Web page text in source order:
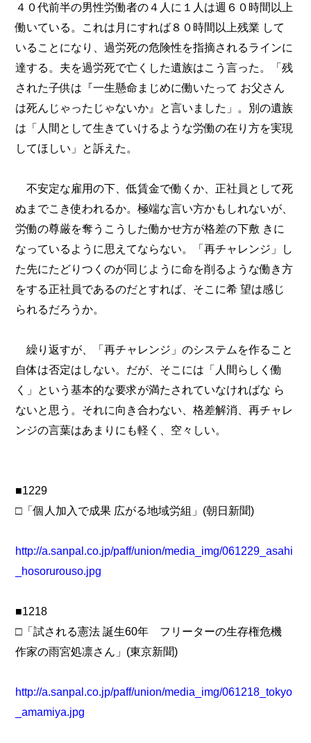
４０代前半の男性労働者の４人に１人は週６０時間以上
働いている。これは月にすれば８０時間以上残業 して
いることになり、過労死の危険性を指摘されるラインに
達する。夫を過労死で亡くした遺族はこう言った。「残
された子供は『一生懸命まじめに働いたって お父さん
は死んじゃったじゃないか』と言いました」。別の遺族
は「人間として生きていけるような労働の在り方を実現
してほしい」と訴えた。
不安定な雇用の下、低賃金で働くか、正社員として死
ぬまでこき使われるか。極端な言い方かもしれないが、
労働の尊厳を奪うこうした働かせ方が格差の下敷 きに
なっているように思えてならない。「再チャレンジ」し
た先にたどりつくのが同じように命を削るような働き方
をする正社員であるのだとすれば、そこに希 望は感じ
られるだろうか。
繰り返すが、「再チャレンジ」のシステムを作ること
自体は否定はしない。だが、そこには「人間らしく働
く」という基本的な要求が満たされていなければな ら
ないと思う。それに向き合わない、格差解消、再チャレ
ンジの言葉はあまりにも軽く、空々しい。
■1229
□「個人加入で成果 広がる地域労組」(朝日新聞)
http://a.sanpal.co.jp/paff/union/media_img/061229_asahi
_hosorurouso.jpg
■1218
□「試される憲法 誕生60年 フリーターの生存権危機
作家の雨宮処凛さん」(東京新聞)
http://a.sanpal.co.jp/paff/union/media_img/061218_tokyo
_amamiya.jpg